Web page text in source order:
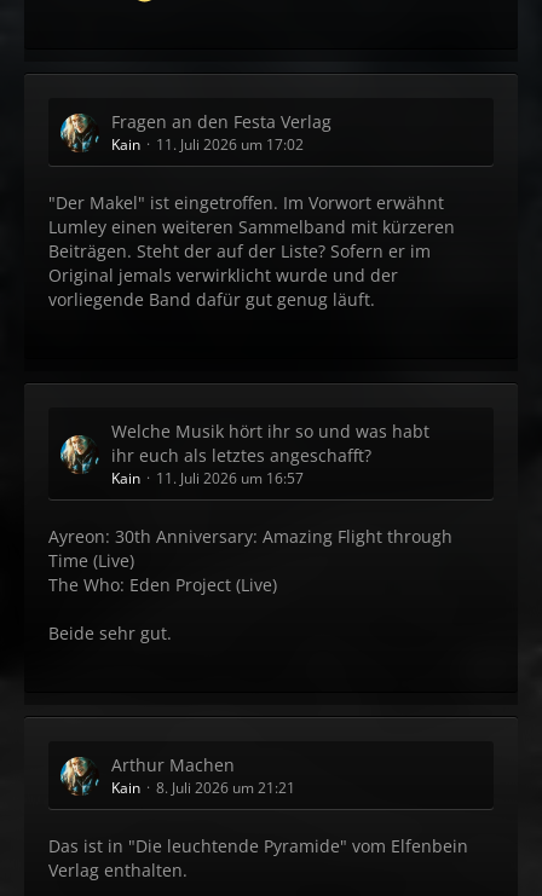
Fragen an den Festa Verlag
Kain 11. Juli 2026 um 17:02
"Der Makel" ist eingetroffen. Im Vorwort erwähnt
Lumley einen weiteren Sammelband mit kürzeren
Beiträgen. Steht der auf der Liste? Sofern er im
Original jemals verwirklicht wurde und der
vorliegende Band dafür gut genug läuft.
Welche Musik hört ihr so und was habt
ihr euch als letztes angeschafft?
Kain 11. Juli 2026 um 16:57
Ayreon: 30th Anniversary: Amazing Flight through
Time (Live)
The Who: Eden Project (Live)
Beide sehr gut.
Arthur Machen
Kain 8. Juli 2026 um 21:21
Das ist in "Die leuchtende Pyramide" vom Elfenbein
Verlag enthalten.